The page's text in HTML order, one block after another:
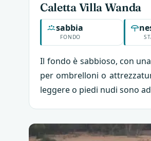
Caletta Villa Wanda
FONDO
sabbia
Il fondo è sabbioso, con
per ombrelloni o
leggere o piedi nudi sono